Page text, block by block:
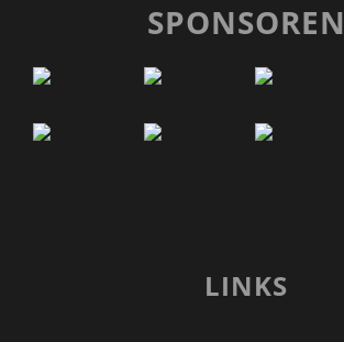
SPONSOREN
LINKS